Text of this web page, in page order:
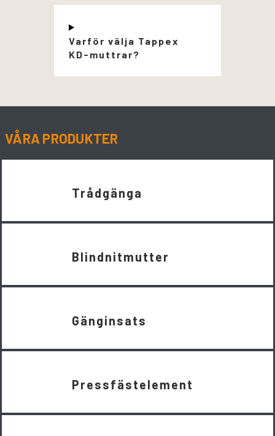
Varför välja Tappex
KD-muttrar?
VÅRA PRODUKTER
Trådgänga
Blindnitmutter
Gänginsats
Pressfästelement